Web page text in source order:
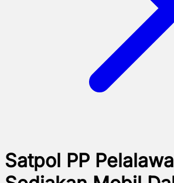
Satpol PP